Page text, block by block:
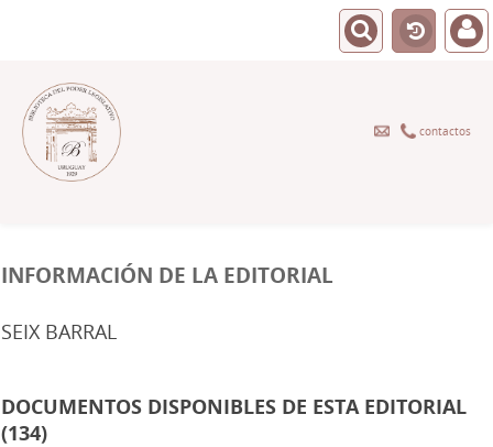
contactos
INFORMACIÓN DE LA EDITORIAL
SEIX BARRAL
DOCUMENTOS DISPONIBLES DE ESTA EDITORIAL
(134)